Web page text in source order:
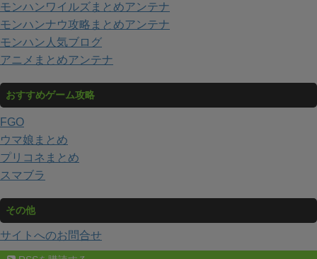
モンハンワイルズまとめアンテナ
モンハンナウ攻略まとめアンテナ
モンハン人気ブログ
アニメまとめアンテナ
おすすめゲーム攻略
FGO
ウマ娘まとめ
プリコネまとめ
スマブラ
その他
サイトへのお問合せ